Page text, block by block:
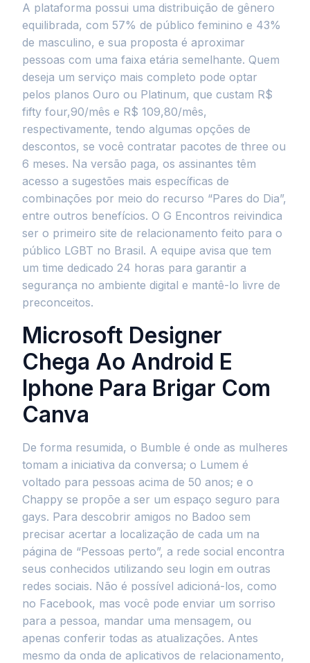
A plataforma possui uma distribuição de gênero
equilibrada, com 57% de público feminino e 43%
de masculino, e sua proposta é aproximar
pessoas com uma faixa etária semelhante. Quem
deseja um serviço mais completo pode optar
pelos planos Ouro ou Platinum, que custam R$
fifty four,90/mês e R$ 109,80/mês,
respectivamente, tendo algumas opções de
descontos, se você contratar pacotes de three ou
6 meses. Na versão paga, os assinantes têm
acesso a sugestões mais específicas de
combinações por meio do recurso “Pares do Dia”,
entre outros benefícios. O G Encontros reivindica
ser o primeiro site de relacionamento feito para o
público LGBT no Brasil. A equipe avisa que tem
um time dedicado 24 horas para garantir a
segurança no ambiente digital e mantê-lo livre de
preconceitos.
Microsoft Designer
Chega Ao Android E
Iphone Para Brigar Com
Canva
De forma resumida, o Bumble é onde as mulheres
tomam a iniciativa da conversa; o Lumem é
voltado para pessoas acima de 50 anos; e o
Chappy se propõe a ser um espaço seguro para
gays. Para descobrir amigos no Badoo sem
precisar acertar a localização de cada um na
página de “Pessoas perto”, a rede social encontra
seus conhecidos utilizando seu login em outras
redes sociais. Não é possível adicioná-los, como
no Facebook, mas você pode enviar um sorriso
para a pessoa, mandar uma mensagem, ou
apenas conferir todas as atualizações. Antes
mesmo da onda de aplicativos de relacionamento,